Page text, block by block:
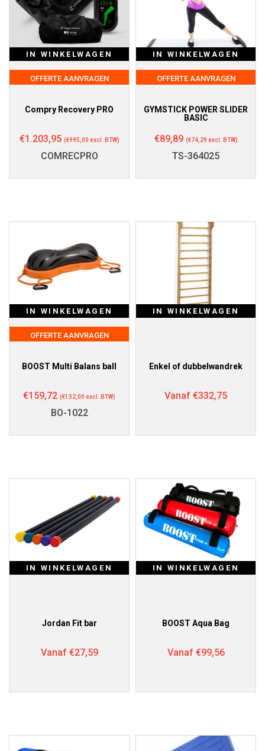
IN WINKELWAGEN
OFFERTE AANVRAGEN
Compry Recovery PRO
€1.203,95 (€995,00 excl. BTW)
COMRECPRO
IN WINKELWAGEN
OFFERTE AANVRAGEN
GYMSTICK POWER SLIDER
BASIC
€89,89 (€74,29 excl. BTW)
TS-364025
IN WINKELWAGEN
OFFERTE AANVRAGEN
BOOST Multi Balans ball
€159,72 (€132,00 excl. BTW)
BO-1022
IN WINKELWAGEN
Enkel of dubbelwandrek
Vanaf €332,75
IN WINKELWAGEN
Jordan Fit bar
Vanaf €27,59
IN WINKELWAGEN
BOOST Aqua Bag
Vanaf €99,56